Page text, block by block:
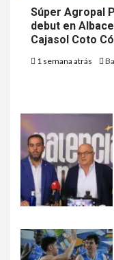
Súper Agropal
debut en
Cajasol Coto
1 semana atrás